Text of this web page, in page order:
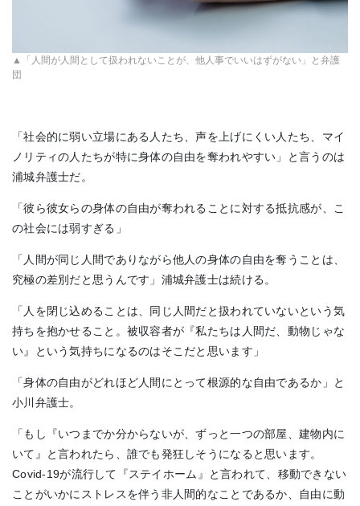
▲「人間が人間として扱われないことが、他人事でいいはずがない」と弁護
団
「社会的に弱い立場にある人たち、声を上げにくい人たち、マイ
ノリティの人たちが特に身体の自由を奪われやすい」と言うのは
浦城弁護士だ。
「彼ら彼女らの身体の自由が奪われることに対する抵抗感が、こ
の社会には弱すぎる」
「人間が同じ人間でありながら他人の身体の自由を奪うことは、
究極の差別だと思うんです」浦城弁護士は続ける。
「人を閉じ込めることは、同じ人間だと扱われていないという気
持ちを抱かせること。被収容者が『私たちは人間だ、動物じゃな
い』という気持ちになるのはそこだと思います」
「身体の自由がどれほど人間にとって根源的な自由であるか」と
小川弁護士。
「もし『いつまでか分からないが、ずっと一つの部屋、建物内に
いて』と言われたら、誰でも発狂しそうになると思います。
Covid-19が流行して『ステイホーム』と言われて、移動できない
ことがいかにストレスを伴う非人間的なことであるか、自由に動